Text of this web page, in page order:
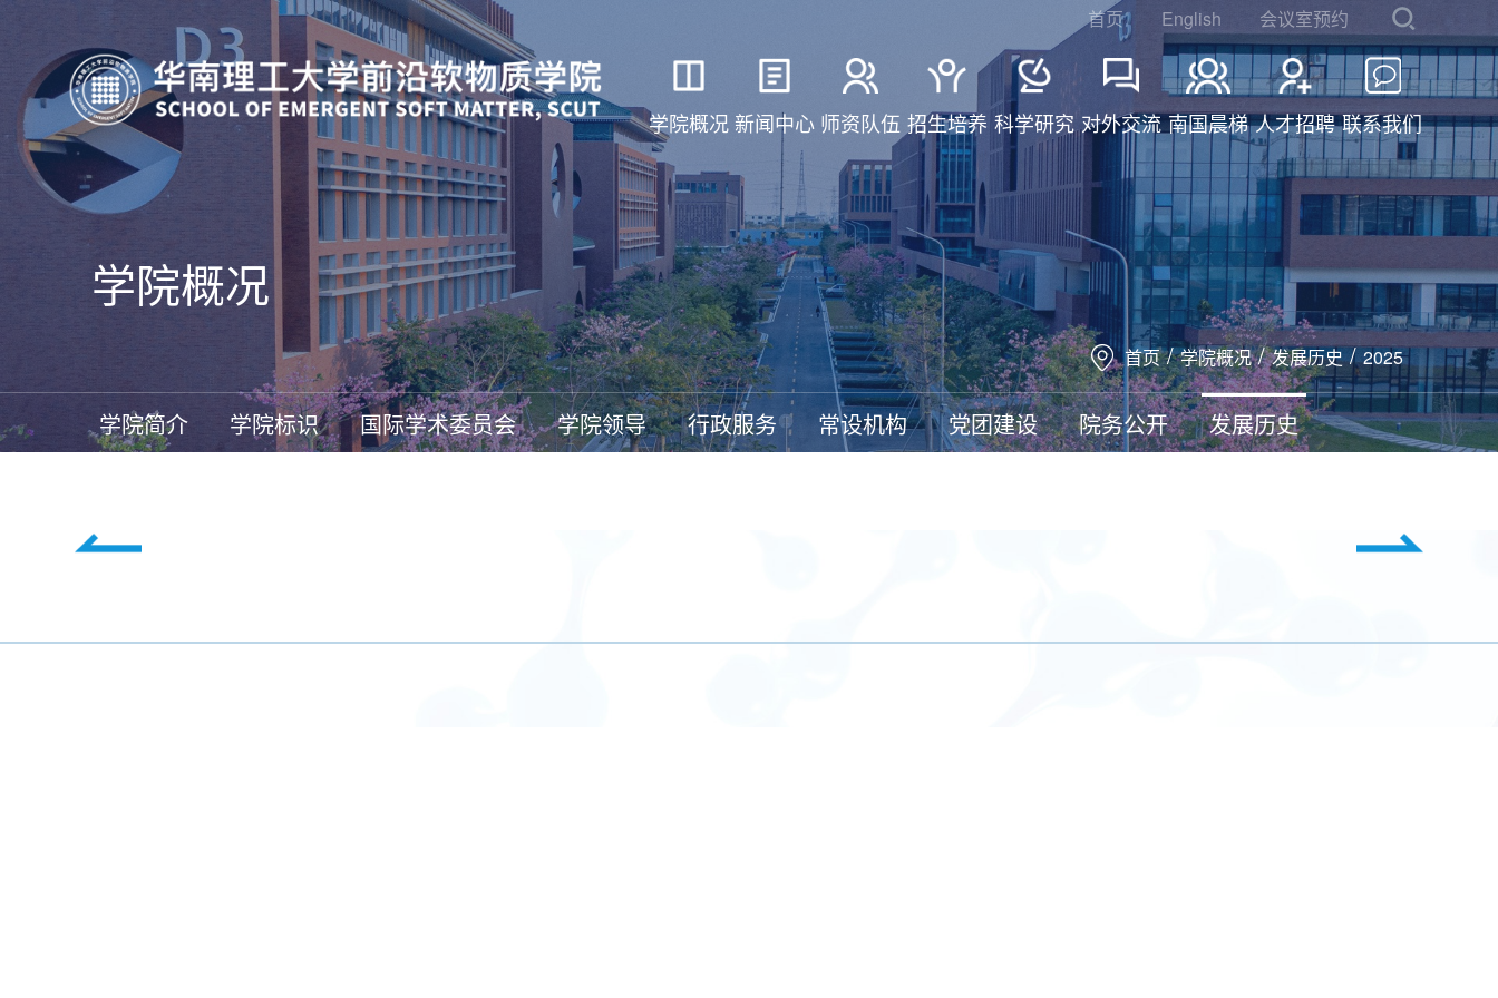
首页 English 会议室预约
学院概况 新闻中心 师资队伍 招生培养 科学研究 对外交流 南国晨梯 人才招聘 联系我们
学院概况
首页 / 学院概况 / 发展历史 / 2025
学院简介 学院标识 国际学术委员会 学院领导 行政服务 常设机构 党团建设 院务公开 发展历史